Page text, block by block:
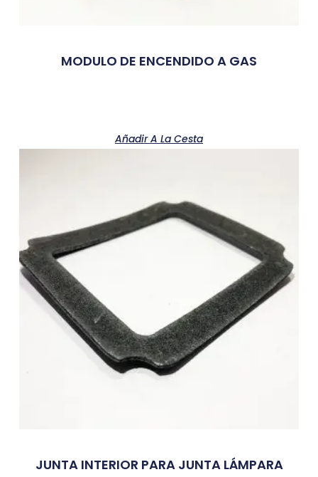
MODULO DE ENCENDIDO A GAS
Añadir A La Cesta
JUNTA INTERIOR PARA JUNTA LÁMPARA